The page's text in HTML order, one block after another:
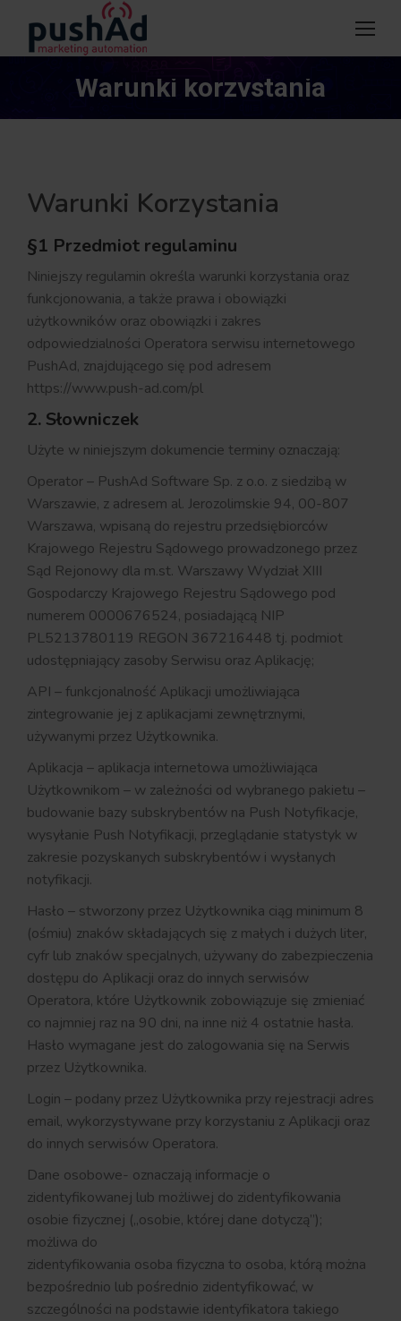
Warunki korzystania
Jesteś tutaj:
Warunki Korzystania
§1 Przedmiot regulaminu
Niniejszy regulamin określa warunki korzystania oraz
funkcjonowania, a także prawa i obowiązki
użytkowników oraz obowiązki i zakres
odpowiedzialności Operatora serwisu internetowego
PushAd, znajdującego się pod adresem
https://www.push-ad.com/pl
2. Słowniczek
Użyte w niniejszym dokumencie terminy oznaczają:
Operator – PushAd Software Sp. z o.o. z siedzibą w
Warszawie, z adresem al. Jerozolimskie 94, 00-807
Warszawa, wpisaną do rejestru przedsiębiorców
Krajowego Rejestru Sądowego prowadzonego przez
Sąd Rejonowy dla m.st. Warszawy Wydział XIII
Gospodarczy Krajowego Rejestru Sądowego pod
numerem 0000676524, posiadającą NIP
PL5213780119 REGON 367216448 tj. podmiot
udostępniający zasoby Serwisu oraz Aplikację;
API – funkcjonalność Aplikacji umożliwiająca
zintegrowanie jej z aplikacjami zewnętrznymi,
używanymi przez Użytkownika.
Aplikacja – aplikacja internetowa umożliwiająca
Użytkownikom – w zależności od wybranego pakietu –
budowanie bazy subskrybentów na Push Notyfikacje,
wysyłanie Push Notyfikacji, przeglądanie statystyk w
zakresie pozyskanych subskrybentów i wysłanych
notyfikacji.
Hasło – stworzony przez Użytkownika ciąg minimum 8
(ośmiu) znaków składających się z małych i dużych liter,
cyfr lub znaków specjalnych, używany do zabezpieczenia
dostępu do Aplikacji oraz do innych serwisów
Operatora, które Użytkownik zobowiązuje się zmieniać
co najmniej raz na 90 dni, na inne niż 4 ostatnie hasła.
Hasło wymagane jest do zalogowania się na Serwis
przez Użytkownika.
Login – podany przez Użytkownika przy rejestracji adres
email, wykorzystywane przy korzystaniu z Aplikacji oraz
do innych serwisów Operatora.
Dane osobowe- oznaczają informacje o
zidentyfikowanej lub możliwej do zidentyfikowania
osobie fizycznej („osobie, której dane dotyczą”);
możliwa do
zidentyfikowania osoba fizyczna to osoba, którą można
bezpośrednio lub pośrednio zidentyfikować, w
szczególności na podstawie identyfikatora takiego